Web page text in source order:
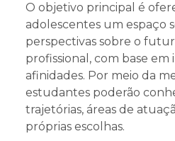
O objetivo principal é
adolescentes um espaço
perspectivas sobre o
profissional, com base em
afinidades. Por meio da
estudantes poderão
trajetórias, áreas de
próprias escolhas.